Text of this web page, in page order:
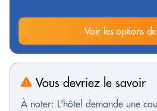
Voir les options
Vous devriez le savoir
À noter: L'hôtel demande une